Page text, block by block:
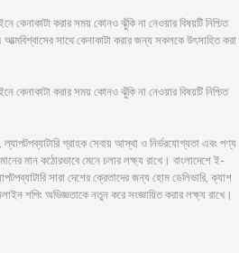
কেনাকাটা করার সময় কোনও ঝুঁকি না নেওয়ার বিষয়টি নিশ্চিত
সাথে কেনাকাটা করার জন্য সকলকে উৎসাহিত করা
কেনাকাটা করার সময় কোনও ঝুঁকি না নেওয়ার বিষয়টি নিশ্চিত
গ্রাহক সেবায় আস্থা ও নির্ভরযোগ্যতা এবং পণ্য
মান কঠোরভাবে মেনে চলার লক্ষ্য রাখে। বাংলাদেশে ই-
সারা দেশের ক্রেতাদের জন্য হোম ডেলিভারি, ক্যাশ
শপিং অভিজ্ঞতাকে নতুন করে সংজ্ঞায়িত করার লক্ষ্য রাখে।